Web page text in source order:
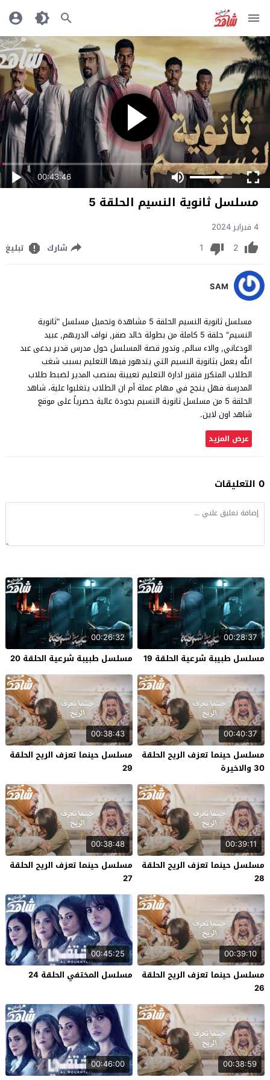
00:43:46
مسلسل ثانوية النسيم الحلقة 5
4 فبراير 2024
2
1 شارك تبليغ
SAM
مسلسل ثانوية النسيم الحلقة 5 مشاهدة وتحميل مسلسل "ثانوية
النسيم" حلقة 5 كاملة من بطولة خالد صقر, نواف الدريهم, عبيد
الودعاني, والاء سالم, وتدور قصة المسلسل حول مدرس قدير يدعى عبد
الله يعمل بثانوية النسيم التي يتدهور فيها التعليم بسبب شغب
الطلاب المتكرر فتقرر ادارة التعليم تعيينة بمنصب المدير لضبط طلاب
المدرسة فهل ينجح في مهام عملة أم ان الطلاب يتغلبوا علية، شاهد
الحلقة 5 من مسلسل ثانوية النسيم بجودة عالية حصرياً على موقع
شاهد اون لاين.
عرض المزيد
0 التعليقات
00:28:37
مسلسل طبيبة شرعية الحلقة 19
00:26:32
مسلسل طبيبة شرعية الحلقة 20
00:40:37
مسلسل حينما تعزف الريح الحلقة
30 والاخيرة
00:38:43
مسلسل حينما تعزف الريح الحلقة
29
00:39:11
مسلسل حينما تعزف الريح الحلقة
28
00:38:48
مسلسل حينما تعزف الريح الحلقة
27
00:39:10
مسلسل حينما تعزف الريح الحلقة
26
00:45:25
مسلسل المختفي الحلقة 24
00:38:59
00:46:00